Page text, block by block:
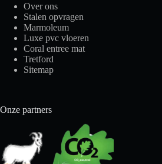
Over ons
Stalen opvragen
Marmoleum
Luxe pvc vloeren
Coral entree mat
Tretford
Sitemap
Onze partners